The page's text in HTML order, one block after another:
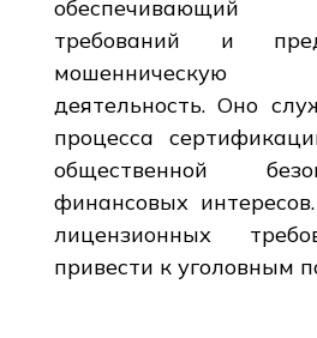
обеспечивающий
требований и
мошенническую
деятельность. Оно
процесса
общественной
финансовых
лицензионных
привести к уголовным